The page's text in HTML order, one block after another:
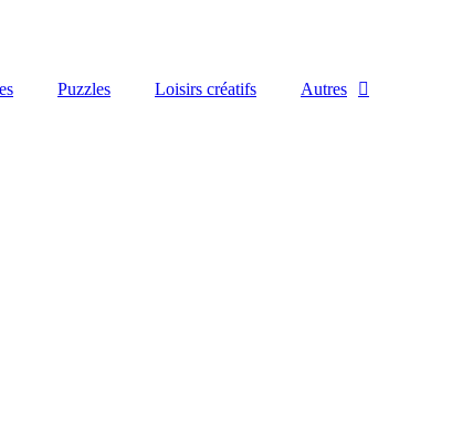
Puzzles Loisirs créatifs Autres